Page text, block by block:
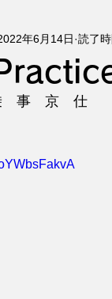
年6月14日 読了
事　京　仕